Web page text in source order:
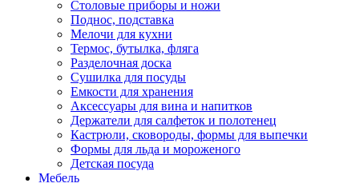
Столовые приборы и ножи
Поднос, подставка
Мелочи для кухни
Термос, бутылка, фляга
Разделочная доска
Сушилка для посуды
Емкости для хранения
Аксессуары для вина и напитков
Держатели для салфеток и полотенец
Кастрюли, сковороды, формы для выпечки
Формы для льда и мороженого
Детская посуда
Мебель